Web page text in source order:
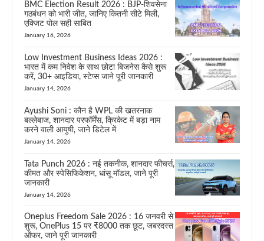
BMC Election Result 2026 : BJP-शिवसेना
गठबंधन को भारी जीत, जानिए कितनी सीटे मिली,
एक्जिट पोल सही साबित
January 16, 2026
Low Investment Business Ideas 2026 :
भारत में कम निवेश के साथ छोटा बिजनेस कैसे शुरू
करें, 30+ आइडिया, स्टेप्स जाने पूरी जानकारी
January 14, 2026
Ayushi Soni : कौन है WPL की खतरनाक
बल्लेबाज, शानदार परफॉर्मेंस, क्रिकेट में बड़ा नाम
करने वाली आयुषी, जाने डिटेल में
January 14, 2026
Tata Punch 2026 : नई तकनीक, शानदार फीचर्स,
कीमत और स्पेसिफिकेशन, धांसू मॉडल, जाने पूरी
जानकारी
January 14, 2026
Oneplus Freedom Sale 2026 : 16 जनवरी से
शुरू, OnePlus 15 पर ₹8000 तक छूट, जबरदस्त
ऑफर, जाने पूरी जानकारी